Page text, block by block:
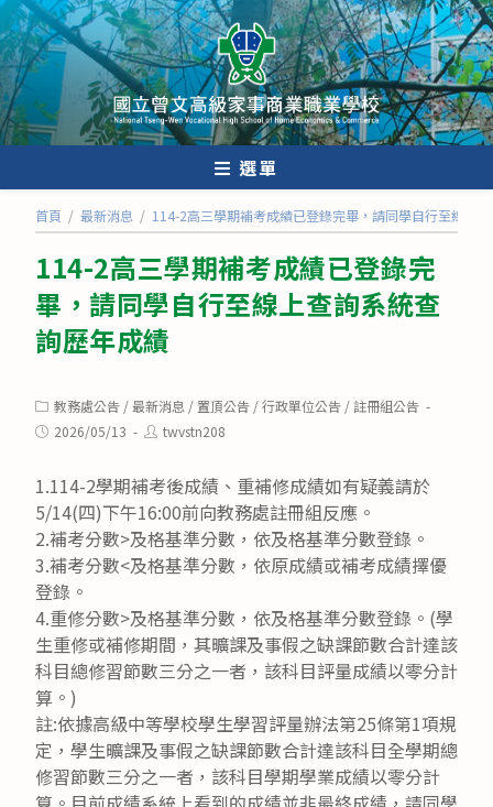
跳
轉
至
主
要
內
選單
首頁 / 最新消息 / 114-2高三學期補考成績已登錄完畢，請同學自行至線上
114-2高三學期補考成績已登錄完
畢，請同學自行至線上查詢系統查
詢歷年成績
Post
category:
教務處公告 /最新消息 / 置頂公告 /行政單位公告 /註冊組公告
Post2026/05/13
Posttwvstn208
1.114-2學期補考後成績、重補修成績如有疑義請於
5/14(四)下午16:00前向教務處註冊組反應。
2.補考分數>及格基準分數，依及格基準分數登錄。
3.補考分數<及格基準分數，依原成績或補考成績擇優
登錄。
4.重修分數>及格基準分數，依及格基準分數登錄。(學
生重修或補修期間，其曠課及事假之缺課節數合計達該
科目總修習節數三分之一者，該科目評量成績以零分計
算。)
註:依據高級中等學校學生學習評量辦法第25條第1項規
定，學生曠課及事假之缺課節數合計達該科目全學期總
修習節數三分之一者，該科目學期學業成績以零分計